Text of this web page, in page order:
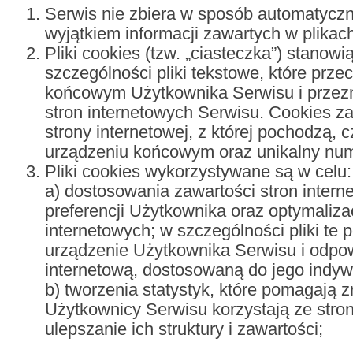
Serwis nie zbiera w sposób
wyjątkiem informacji zawartych w
Pliki cookies (tzw. „ciasteczka”)
szczególności pliki tekstowe, które
końcowym Użytkownika Serwisu i
stron internetowych Serwisu. Cookies
strony internetowej, z której pochodzą,
urządzeniu końcowym oraz unikalny
Pliki cookies wykorzystywane są w celu:
a) dostosowania zawartości stron
preferencji Użytkownika oraz
internetowych; w szczególności pliki te
urządzenie Użytkownika Serwisu i
internetową, dostosowaną do jego
b) tworzenia statystyk, które pomagają
Użytkownicy Serwisu korzystają ze
ulepszanie ich struktury i zawartości;